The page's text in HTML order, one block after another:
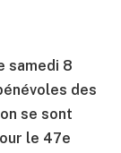
samedi 8
des
se sont
le 47e